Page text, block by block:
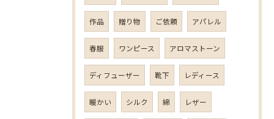
作品 贈り物 ご依頼 アパレル
春服 ワンピース アロマストーン
ディフューザー 靴下 レディース
暖かい シルク 綿 レザー